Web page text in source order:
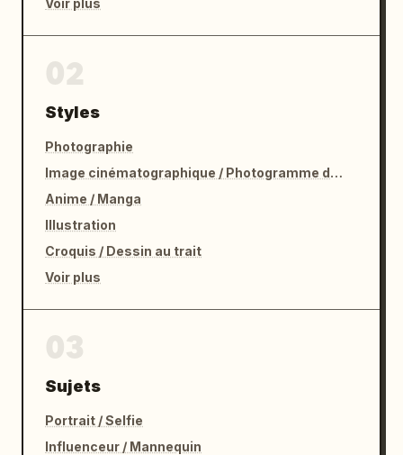
Voir plus
Styles
Photographie
Image cinématographique / Photogramme de film
Anime / Manga
Illustration
Croquis / Dessin au trait
Voir plus
Sujets
Portrait / Selfie
Influenceur / Mannequin